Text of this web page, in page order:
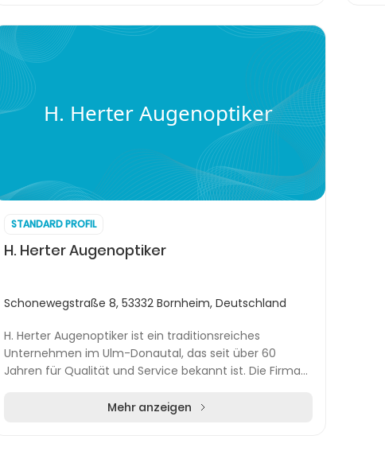
H. Herter Augenoptiker
STANDARD PROFIL
H. Herter Augenoptiker
Schonewegstraße 8, 53332 Bornheim, Deutschland
H. Herter Augenoptiker ist ein traditionsreiches
Unternehmen im Ulm-Donautal, das seit über 60
Jahren für Qualität und Service bekannt ist. Die Firma
Mehr anzeigen